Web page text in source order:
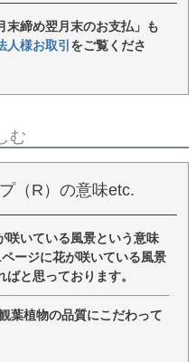
末締め翌月末のお支払」も
人様お取引 をご覧くださ
む
（R）の意味etc.
咲いている風景という意味
ージに花が咲いている風景
と思っております。
葉植物の品質にこだわって